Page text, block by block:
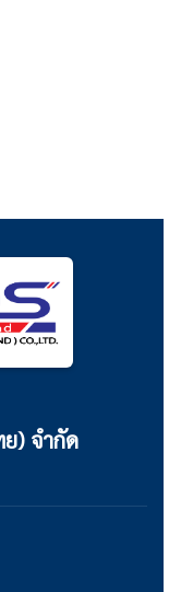
) จำกัด